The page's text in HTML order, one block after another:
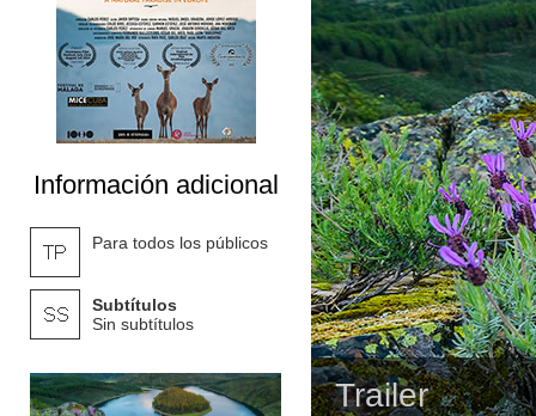
Información adicional
Para todos los públicos
Subtítulos
Sin subtítulos
Trailer